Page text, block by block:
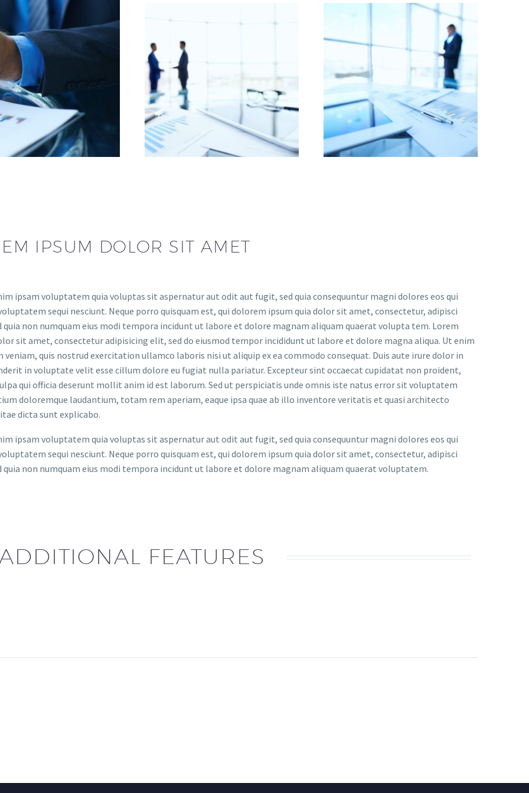
IPSUM DOLOR SIT AMET
ipsam voluptatem quia voluptas sit aspernatur aut odit aut fugit, sed quia consequuntur magni dolores eos qui
sequi nesciunt. Neque porro quisquam est, qui dolorem ipsum quia dolor sit amet, consectetur, adipisci
quia non numquam eius modi tempora incidunt ut labore et dolore magnam aliquam quaerat volupta tem. Lorem
sit amet, consectetur adipisicing elit, sed do eiusmod tempor incididunt ut labore et dolore magna aliqua. Ut enim
veniam, quis nostrud exercitation ullamco laboris nisi ut aliquip ex ea commodo consequat. Duis aute irure dolor in
in voluptate velit esse cillum dolore eu fugiat nulla pariatur. Excepteur sint occaecat cupidatat non proident,
qui officia deserunt mollit anim id est laborum. Sed ut perspiciatis unde omnis iste natus error sit voluptatem
doloremque laudantium, totam rem aperiam, eaque ipsa quae ab illo inventore veritatis et quasi architecto
dicta sunt explicabo.
ipsam voluptatem quia voluptas sit aspernatur aut odit aut fugit, sed quia consequuntur magni dolores eos qui
sequi nesciunt. Neque porro quisquam est, qui dolorem ipsum quia dolor sit amet, consectetur, adipisci
quia non numquam eius modi tempora incidunt ut labore et dolore magnam aliquam quaerat voluptatem.
FEATURES